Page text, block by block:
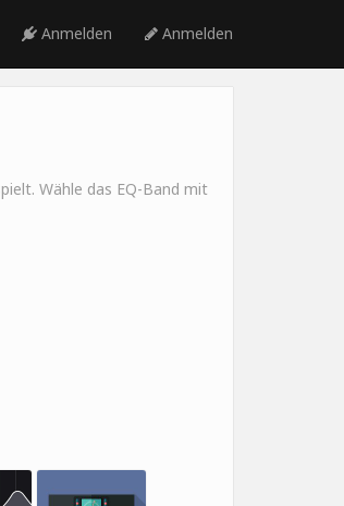
Anmelden Anmelden
Wähle das EQ-Band mit